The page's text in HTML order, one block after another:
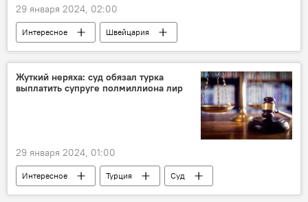
29 января 2024, 02:00
Интересное
Швейцария
здравоохранение
гипнотизер
Операция
перелом
Жуткий неряха: суд обязал турка
выплатить супруге полмиллиона лир
29 января 2024, 01:00
Интересное Турция
Суд
Развод
гигиена Компенсация